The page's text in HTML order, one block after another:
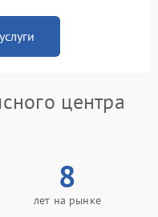
центра
8
лет на рынке